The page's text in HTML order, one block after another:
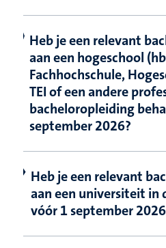
Heb je een relevant
aan een hogeschool
Fachhochschule,
TEI of een andere
bacheloropleiding
september 2026?
Heb je een relevant
aan een universiteit in
vóór 1 september